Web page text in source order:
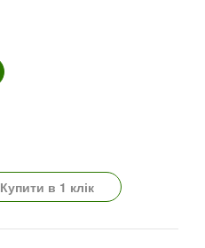
Купити в 1 клік